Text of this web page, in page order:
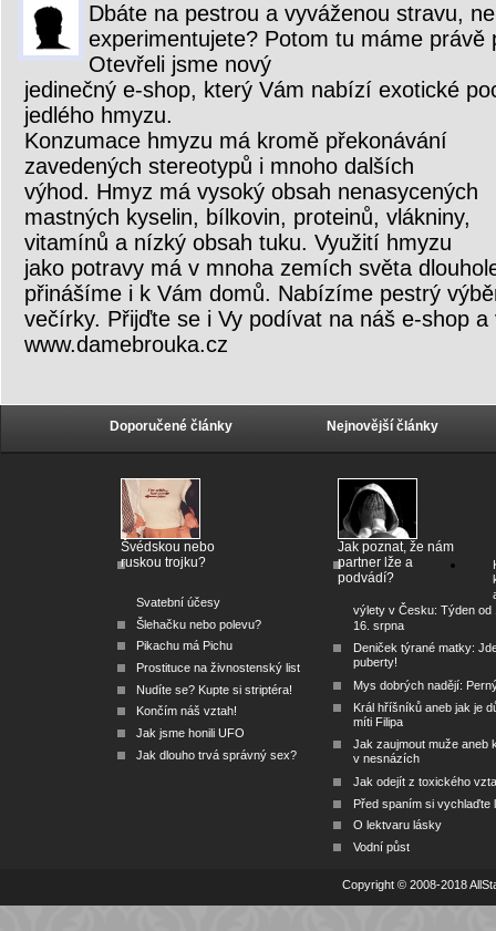
Dbáte na pestrou a vyváženou stravu,
experimentujete? Potom tu máme právě
Otevřeli jsme nový
jedinečný e-shop, který Vám nabízí exotické
jedlého hmyzu.
Konzumace hmyzu má kromě překonávání
zavedených stereotypů i mnoho dalších
výhod. Hmyz má vysoký obsah nenasycených
mastných kyselin, bílkovin, proteinů, vlákniny,
vitamínů a nízký obsah tuku. Využití hmyzu
jako potravy má v mnoha zemích světa
přinášíme i k Vám domů. Nabízíme pestrý
večírky. Přijďte se i Vy podívat na náš e-shop a
www.damebrouka.cz
Doporučené články
Švédskou nebo
ruskou trojku?
Svatební účesy
Šlehačku nebo polevu?
Pikachu má Pichu
Prostituce na živnostenský list
Nudíte se? Kupte si striptéra!
Končím náš vztah!
Jak jsme honili UFO
Jak dlouho trvá správný sex?
Nejnovější články
Jak poznat, že nám
partner lže a
podvádí?
výlety v Česku: Týden od
16. srpna
Deniček týrané matky:
puberty!
Mys dobrých nadějí:
Král hříšníků aneb jak je
míti Filipa
Jak zaujmout muže aneb
v nesnázích
Jak odejít z toxického
Před spaním si vychlaďte
O lektvaru lásky
Vodní půst
Copyright © 2008-2018